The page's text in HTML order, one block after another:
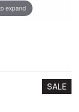
expand
SALE